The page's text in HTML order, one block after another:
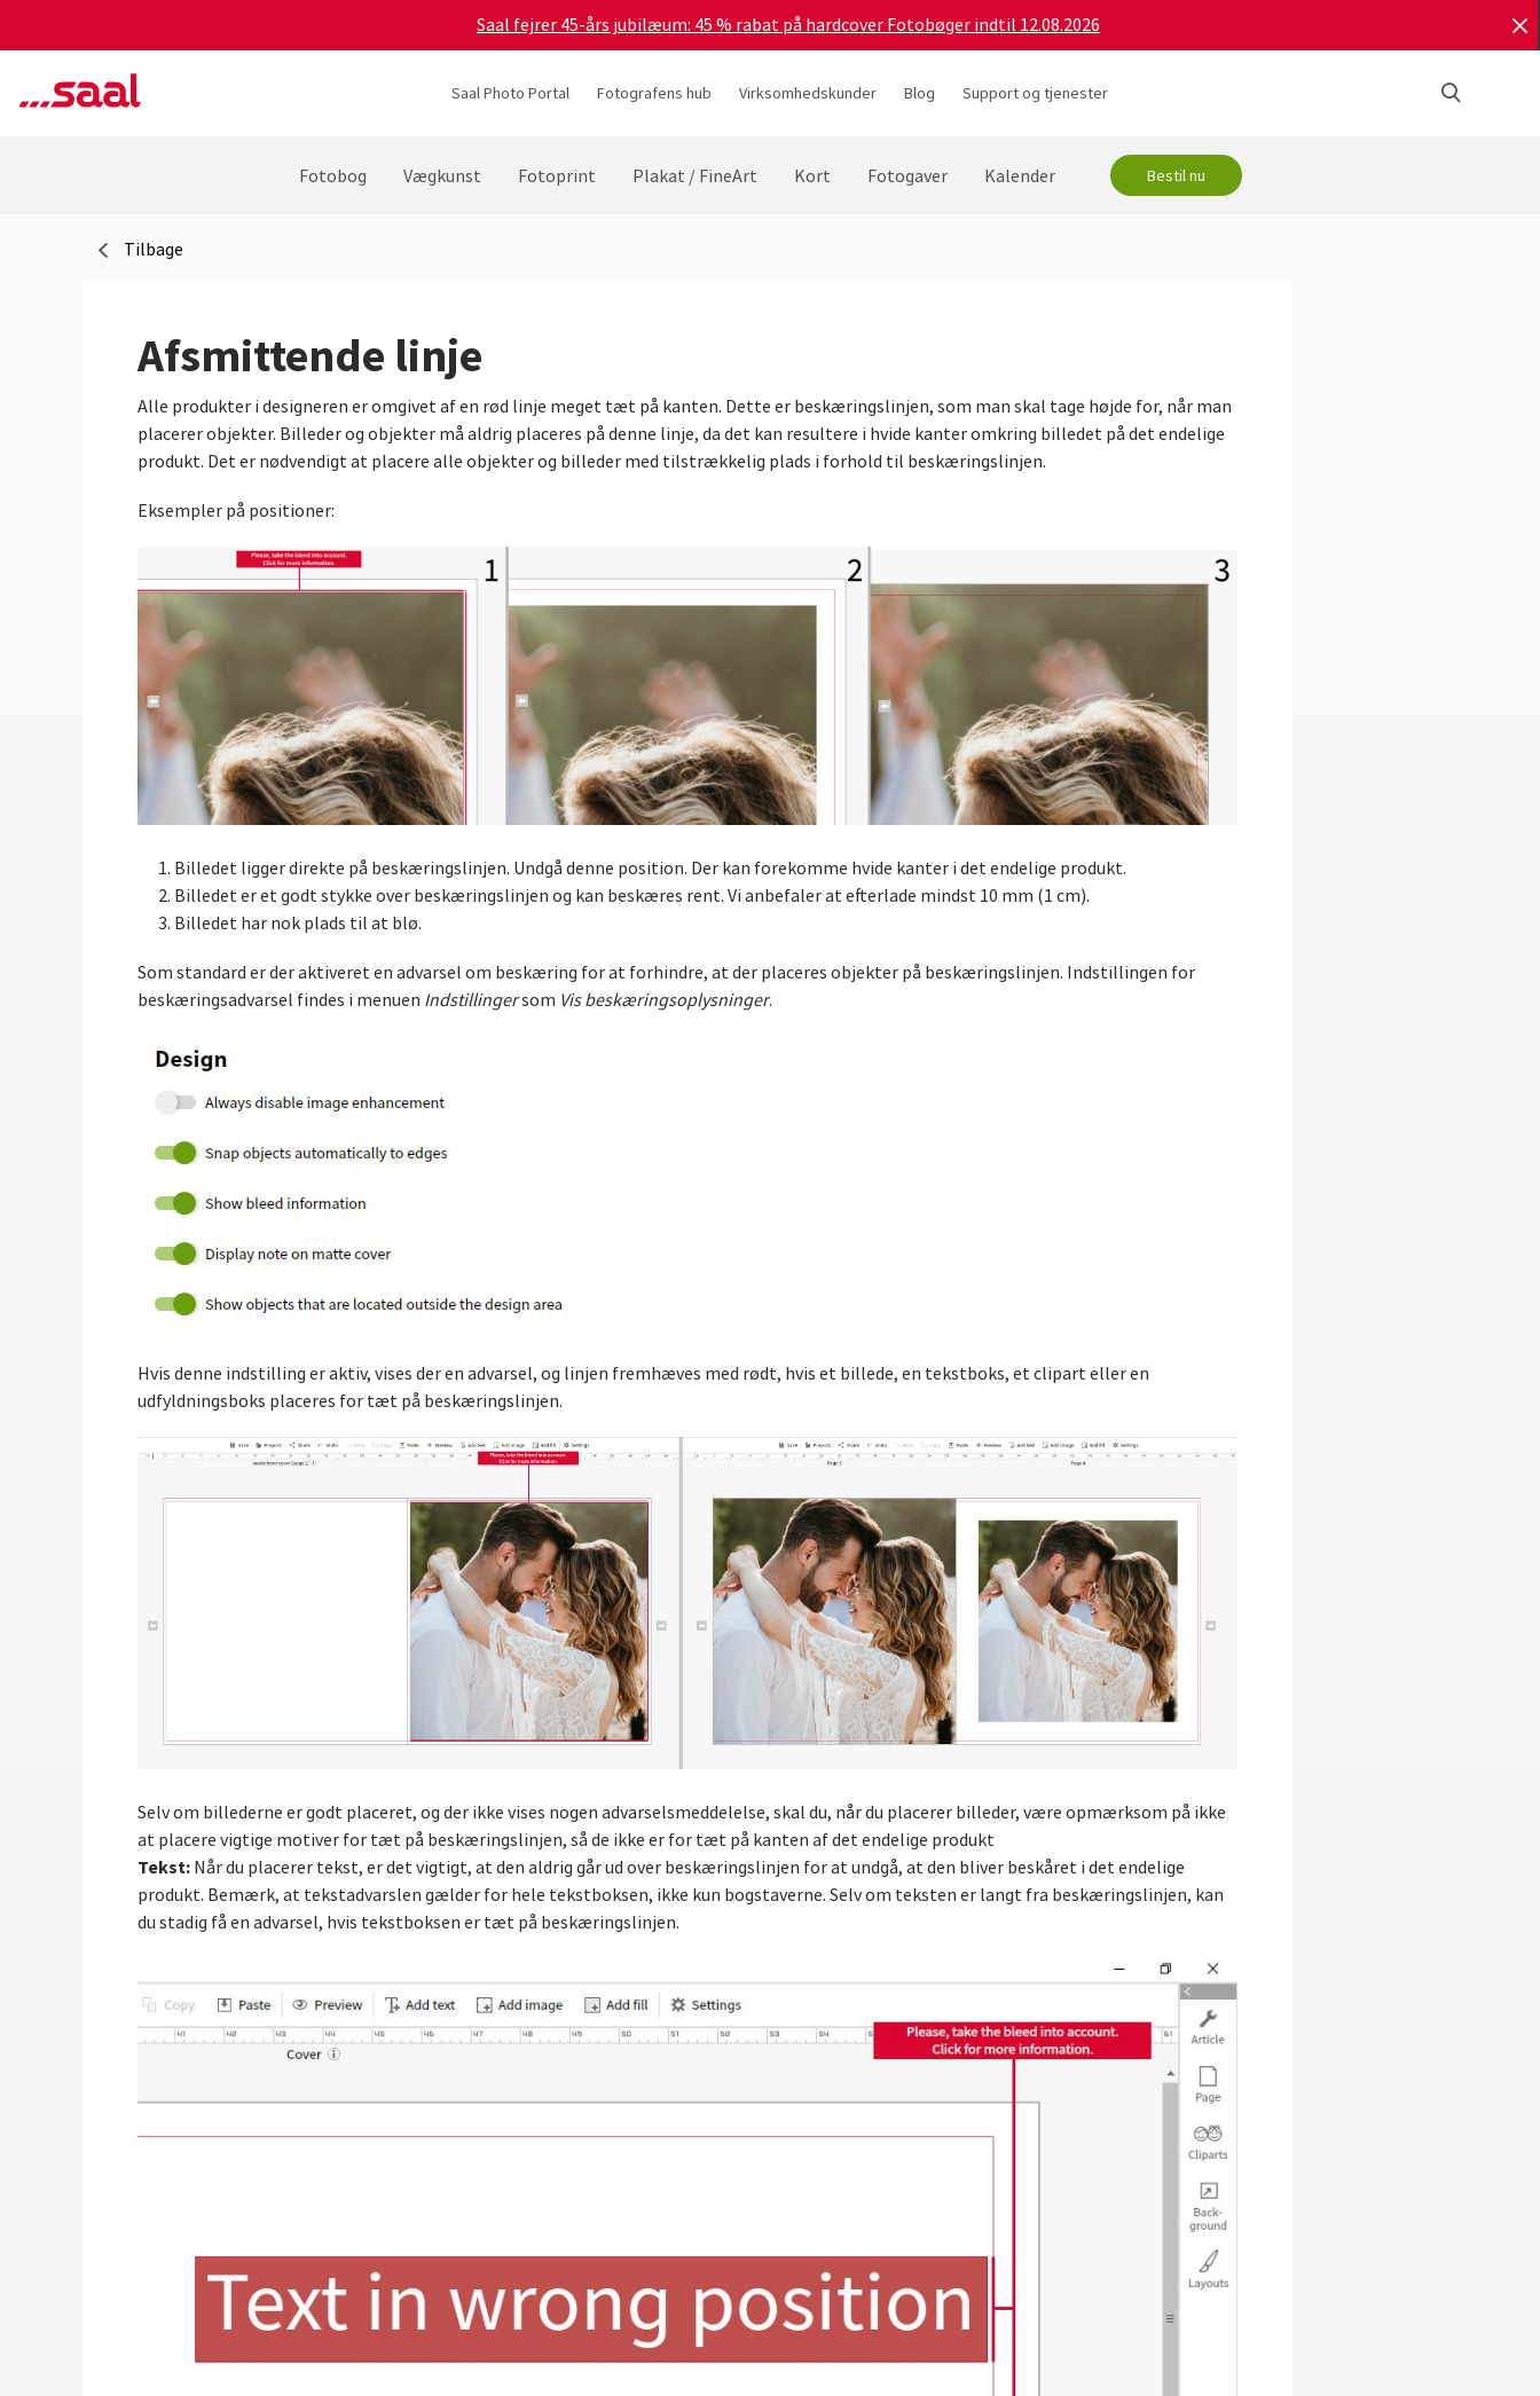
Saal fejrer 45-års jubilæum: 45 % rabat på hardcover Fotobøger indtil 12.08.2026
Saal Photo Portal Fotografens hub Virksomhedskunder Blog Support og tjenester
Fotobog Vægkunst Fotoprint Plakat / FineArt Kort Fotogaver Kalender Bestil nu
Tilbage
Afsmittende linje
Alle produkter i designeren er omgivet af en rød linje meget tæt på kanten. Dette er beskæringslinjen, som man skal tage højde for, når man
placerer objekter. Billeder og objekter må aldrig placeres på denne linje, da det kan resultere i hvide kanter omkring billedet på det endelige
produkt. Det er nødvendigt at placere alle objekter og billeder med tilstrækkelig plads i forhold til beskæringslinjen.
Eksempler på positioner:
Billedet ligger direkte på beskæringslinjen. Undgå denne position. Der kan forekomme hvide kanter i det endelige produkt.
Billedet er et godt stykke over beskæringslinjen og kan beskæres rent. Vi anbefaler at efterlade mindst 10 mm (1 cm).
Billedet har nok plads til at blø.
Som standard er der aktiveret en advarsel om beskæring for at forhindre, at der placeres objekter på beskæringslinjen. Indstillingen for
beskæringsadvarsel findes i menuen Indstillingersom Vis beskæringsoplysninger.
Hvis denne indstilling er aktiv, vises der en advarsel, og linjen fremhæves med rødt, hvis et billede, en tekstboks, et clipart eller en
udfyldningsboks placeres for tæt på beskæringslinjen.
Selv om billederne er godt placeret, og der ikke vises nogen advarselsmeddelelse, skal du, når du placerer billeder, være opmærksom på ikke
at placere vigtige motiver for tæt på beskæringslinjen, så de ikke er for tæt på kanten af det endelige produkt
Tekst: Når du placerer tekst, er det vigtigt, at den aldrig går ud over beskæringslinjen for at undgå, at den bliver beskåret i det endelige
produkt. Bemærk, at tekstadvarslen gælder for hele tekstboksen, ikke kun bogstaverne. Selv om teksten er langt fra beskæringslinjen, kan
du stadig få en advarsel, hvis tekstboksen er tæt på beskæringslinjen.